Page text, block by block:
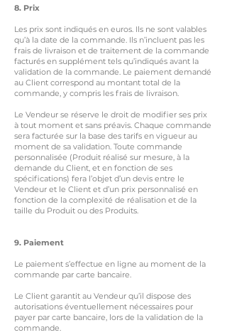
8. Prix
Les prix sont indiqués en euros. Ils ne sont valables
qu’à la date de la commande. Ils n’incluent pas les
frais de livraison et de traitement de la commande
facturés en supplément tels qu’indiqués avant la
validation de la commande. Le paiement demandé
au Client correspond au montant total de la
commande, y compris les frais de livraison.
Le Vendeur se réserve le droit de modifier ses prix
à tout moment et sans préavis. Chaque commande
sera facturée sur la base des tarifs en vigueur au
moment de sa validation. Toute commande
personnalisée (Produit réalisé sur mesure, à la
demande du Client, et en fonction de ses
spécifications) fera l’objet d’un devis entre le
Vendeur et le Client et d’un prix personnalisé en
fonction de la complexité de réalisation et de la
taille du Produit ou des Produits.
9. Paiement
Le paiement s’effectue en ligne au moment de la
commande par carte bancaire.
Le Client garantit au Vendeur qu’il dispose des
autorisations éventuellement nécessaires pour
payer par carte bancaire, lors de la validation de la
commande.